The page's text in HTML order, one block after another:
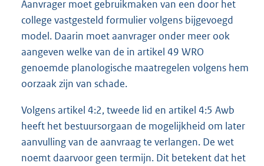
Aanvrager moet gebruikmaken van een door het
college vastgesteld formulier volgens bijgevoegd
model. Daarin moet aanvrager onder meer ook
aangeven welke van de in artikel 49 WRO
genoemde planologische maatregelen volgens hem
oorzaak zijn van schade.
Volgens artikel 4:2, tweede lid en artikel 4:5 Awb
heeft het bestuursorgaan de mogelijkheid om later
aanvulling van de aanvraag te verlangen. De wet
noemt daarvoor geen termijn. Dit betekent dat het